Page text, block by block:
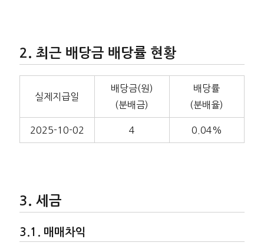
최근 배당금 배당률 현황
실제지급일
배당금(원)
(분배금)
배당률
(분배율)
2025-10-02 4 0.04%
세금
매매차익